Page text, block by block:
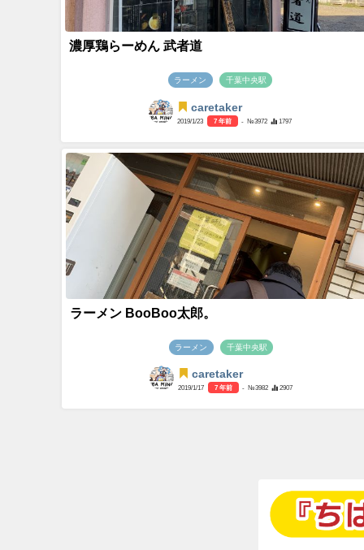
濃厚鶏らーめん 武者道
ラーメン 千葉中央駅
caretaker
2019/1/23 7 年前 - №3972 1797
ラーメン BooBoo太郎。
ラーメン 千葉中央駅
caretaker
2019/1/17 7 年前 - №3982 2907